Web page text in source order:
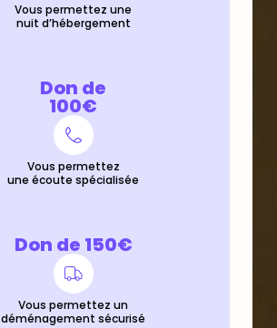
Vous permettez une
nuit d’hébergement
Don de
100€
Vous permettez
une écoute spécialisée
Don de 150€
Vous permettez un
déménagement sécurisé